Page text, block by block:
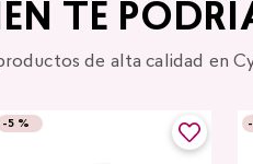
TE
de alta calidad en
-5 % -